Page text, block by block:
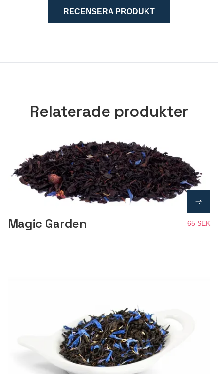
RECENSERA PRODUKT
Relaterade produkter
Magic Garden 65 SEK